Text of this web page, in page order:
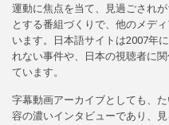
運動に焦点を当て、見過ごされ
とする番組づくりで、他のメデ
います。日本語サイトは2007年
れない事件や、日本の視聴者に
ています。
字幕動画アーカイブとしても、
容の濃いインタビューであり、